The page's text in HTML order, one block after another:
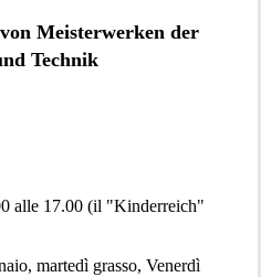
Meisterwerken der
Technik
alle 17.00 (il "Kinderreich"
martedì grasso, Venerdì